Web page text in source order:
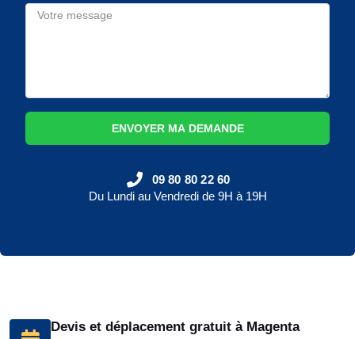
Devis et déplacement gratuit à Magenta
ENVOYER MA DEMANDE
09 80 80 22 60
Du Lundi au Vendredi de 9H à 19H